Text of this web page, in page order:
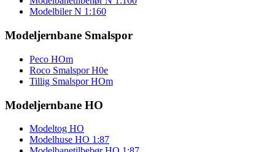
Modelbiler N 1:160
Modeljernbane Smalspor
Peco HOm
Roco Smalspor H0e
Tillig Smalspor HOm
Modeljernbane HO
Modeltog HO
Modelhuse HO 1:87